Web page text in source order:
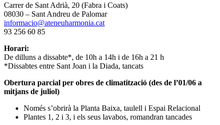
Carrer de Sant Adrià, 20 (Fabra i Coats)
08030 – Sant Andreu de Palomar
informacio@ateneuharmonia.cat
93 256 60 85
Horari:
De dilluns a dissabte*, de 10h a 14h i de 16h a 21 h
*Dissabtes entre Sant Joan i la Diada, tancats
Obertura parcial per obres de climatització (des de l’01/06 a
mitjans de juliol)
Només s’obrirà la Planta Baixa, taulell i Espai Relacional
Plantes 1, 2 i 3, i els seus lavabos, romandran tancades